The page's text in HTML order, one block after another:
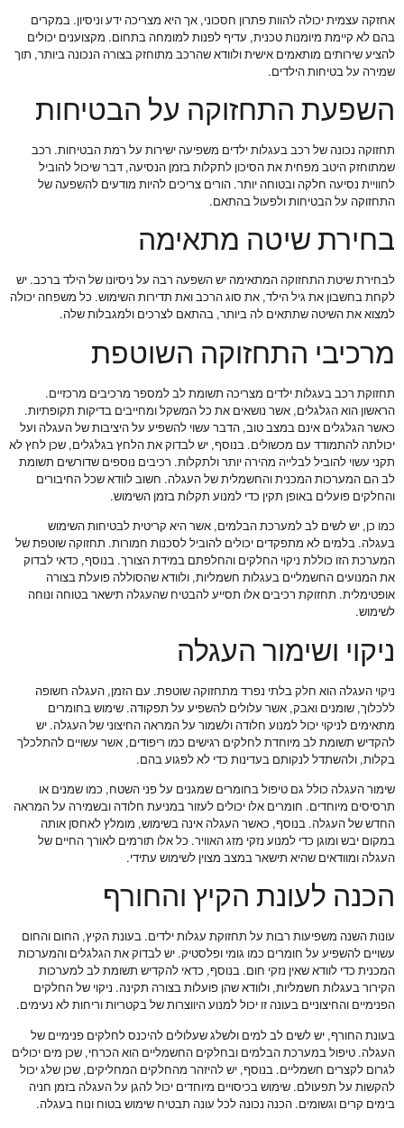
אחזקה עצמית יכולה להוות פתרון חסכוני, אך היא מצריכה ידע וניסיון. במקרים
בהם לא קיימת מיומנות טכנית, עדיף לפנות למומחה בתחום. מקצוענים יכולים
להציע שירותים מותאמים אישית ולוודא שהרכב מתוחזק בצורה הנכונה ביותר, תוך
שמירה על בטיחות הילדים.
השפעת התחזוקה על הבטיחות
תחזוקה נכונה של רכב בעגלות ילדים משפיעה ישירות על רמת הבטיחות. רכב
שמתוחזק היטב מפחית את הסיכון לתקלות בזמן הנסיעה, דבר שיכול להוביל
לחוויית נסיעה חלקה ובטוחה יותר. הורים צריכים להיות מודעים להשפעה של
התחזוקה על הבטיחות ולפעול בהתאם.
בחירת שיטה מתאימה
לבחירת שיטת התחזוקה המתאימה יש השפעה רבה על ניסיונו של הילד ברכב. יש
לקחת בחשבון את גיל הילד, את סוג הרכב ואת תדירות השימוש. כל משפחה יכולה
למצוא את השיטה שתתאים לה ביותר, בהתאם לצרכים ולמגבלות שלה.
מרכיבי התחזוקה השוטפת
תחזוקת רכב בעגלות ילדים מצריכה תשומת לב למספר מרכיבים מרכזיים.
הראשון הוא הגלגלים, אשר נושאים את כל המשקל ומחייבים בדיקות תקופתיות.
כאשר הגלגלים אינם במצב טוב, הדבר עשוי להשפיע על היציבות של העגלה ועל
יכולתה להתמודד עם מכשולים. בנוסף, יש לבדוק את הלחץ בגלגלים, שכן לחץ לא
תקני עשוי להוביל לבלייה מהירה יותר ולתקלות. רכיבים נוספים שדורשים תשומת
לב הם המערכות המכנית והחשמלית של העגלה. חשוב לוודא שכל החיבורים
והחלקים פועלים באופן תקין כדי למנוע תקלות בזמן השימוש.
כמו כן, יש לשים לב למערכת הבלמים, אשר היא קריטית לבטיחות השימוש
בעגלה. בלמים לא מתפקדים יכולים להוביל לסכנות חמורות. תחזוקה שוטפת של
המערכת הזו כוללת ניקוי החלקים והחלפתם במידת הצורך. בנוסף, כדאי לבדוק
את המנועים החשמליים בעגלות חשמליות, ולוודא שהסוללה פועלת בצורה
אופטימלית. תחזוקת רכיבים אלו תסייע להבטיח שהעגלה תישאר בטוחה ונוחה
לשימוש.
ניקוי ושימור העגלה
ניקוי העגלה הוא חלק בלתי נפרד מתחזוקה שוטפת. עם הזמן, העגלה חשופה
ללכלוך, שומנים ואבק, אשר עלולים להשפיע על תפקודה. שימוש בחומרים
מתאימים לניקוי יכול למנוע חלודה ולשמור על המראה החיצוני של העגלה. יש
להקדיש תשומת לב מיוחדת לחלקים רגישים כמו ריפודים, אשר עשויים להתלכלך
בקלות, ולהשתדל לנקותם בעדינות כדי לא לפגוע בהם.
שימור העגלה כולל גם טיפול בחומרים שמגנים על פני השטח, כמו שמנים או
תרסיסים מיוחדים. חומרים אלו יכולים לעזור במניעת חלודה ובשמירה על המראה
החדש של העגלה. בנוסף, כאשר העגלה אינה בשימוש, מומלץ לאחסן אותה
במקום יבש ומוגן כדי למנוע נזקי מזג האוויר. כל אלו תורמים לאורך החיים של
העגלה ומוודאים שהיא תישאר במצב מצוין לשימוש עתידי.
הכנה לעונת הקיץ והחורף
עונות השנה משפיעות רבות על תחזוקת עגלות ילדים. בעונת הקיץ, החום והחום
עשויים להשפיע על חומרים כמו גומי ופלסטיק. יש לבדוק את הגלגלים והמערכות
המכנית כדי לוודא שאין נזקי חום. בנוסף, כדאי להקדיש תשומת לב למערכות
הקירור בעגלות חשמליות, ולוודא שהן פועלות בצורה תקינה. ניקוי של החלקים
הפנימיים והחיצוניים בעונה זו יכול למנוע היווצרות של בקטריות וריחות לא נעימים.
בעונת החורף, יש לשים לב למים ולשלג שעלולים להיכנס לחלקים פנימיים של
העגלה. טיפול במערכת הבלמים ובחלקים החשמליים הוא הכרחי, שכן מים יכולים
לגרום לקצרים חשמליים. בנוסף, יש להיזהר מהחלקים המחליקים, שכן שלג יכול
להקשות על תפעולם. שימוש בכיסויים מיוחדים יכול להגן על העגלה בזמן חניה
בימים קרים וגשומים. הכנה נכונה לכל עונה תבטיח שימוש בטוח ונוח בעגלה.